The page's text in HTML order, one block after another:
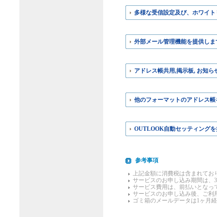
多様な受信設定及び、ホワイ
外部メール管理機能を提供しま
アドレス帳共用,掲示板, お知
他のフォーマットのアドレス
OUTLOOK自動セッティング
参考事項
上記金額に消費税は含まれてお
サービスのお申し込み期間は、
サービス費用は、前払いとなっ
サービスのお申し込み後、ご利
ゴミ箱のメールデータは1ヶ月